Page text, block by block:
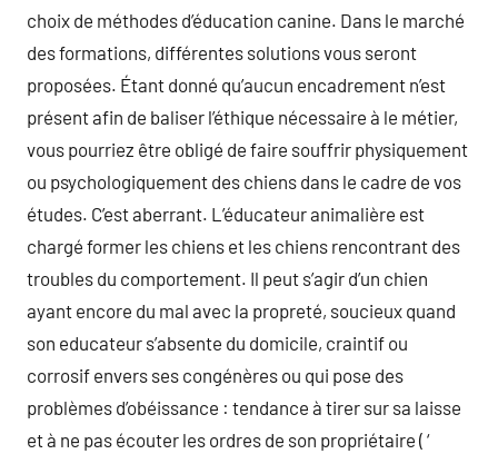
choix de méthodes d’éducation canine. Dans le marché
des formations, différentes solutions vous seront
proposées. Étant donné qu’aucun encadrement n’est
présent afin de baliser l’éthique nécessaire à le métier,
vous pourriez être obligé de faire souffrir physiquement
ou psychologiquement des chiens dans le cadre de vos
études. C’est aberrant. L’éducateur animalière est
chargé former les chiens et les chiens rencontrant des
troubles du comportement. Il peut s’agir d’un chien
ayant encore du mal avec la propreté, soucieux quand
son educateur s’absente du domicile, craintif ou
corrosif envers ses congénères ou qui pose des
problèmes d’obéissance : tendance à tirer sur sa laisse
et à ne pas écouter les ordres de son propriétaire ( ‘